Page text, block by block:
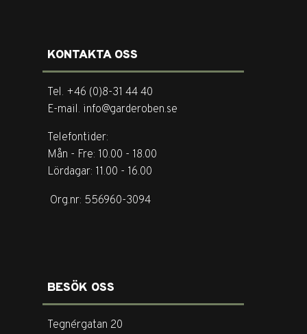
KONTAKTA OSS
Tel. +46 (0)8-31 44 40
E-mail. info@garderoben.se
Telefontider:
Mån - Fre: 10.00 - 18.00
Lördagar: 11.00 - 16.00
Org.nr: 556960-3094
BESÖK OSS
Tegnérgatan 20